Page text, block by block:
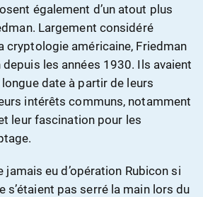
également d’un atout plus
Largement considéré
cryptologie américaine, Friedman
les années 1930. Ils avaient
date à partir de leurs
intérêts communs, notamment
leur fascination pour les
jamais eu d’opération Rubicon si
s’étaient pas serré la main lors du